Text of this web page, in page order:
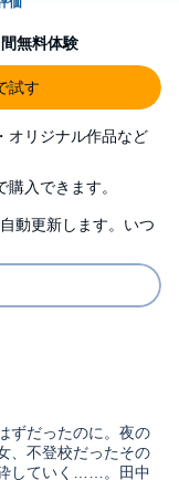
無料体験
試す
オリジナル作品など
入できます。
動更新します。いつ
ずだったのに。夜の
、不登校だったその
していく……。田中